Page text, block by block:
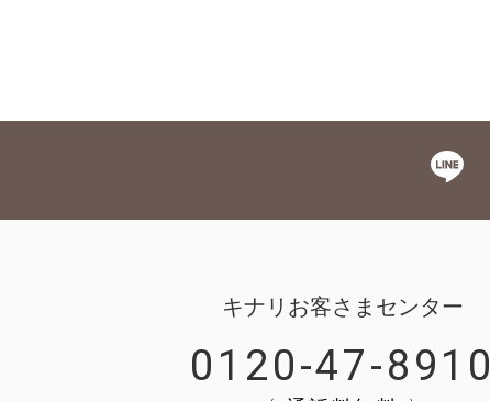
キナリお客さまセンター
0120-47-8910